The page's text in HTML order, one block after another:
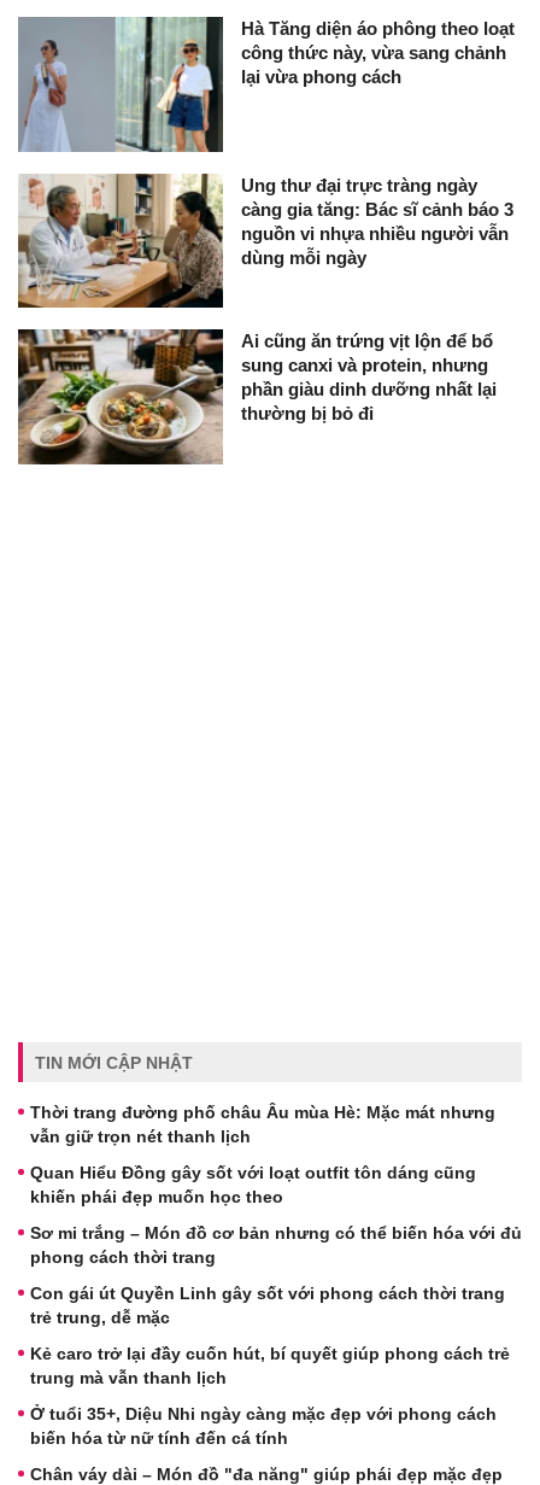
Hà Tăng diện áo phông theo loạt
công thức này, vừa sang chảnh
lại vừa phong cách
Ung thư đại trực tràng ngày
càng gia tăng: Bác sĩ cảnh báo 3
nguồn vi nhựa nhiều người vẫn
dùng mỗi ngày
Ai cũng ăn trứng vịt lộn để bổ
sung canxi và protein, nhưng
phần giàu dinh dưỡng nhất lại
thường bị bỏ đi
TIN MỚI CẬP NHẬT
Thời trang đường phố châu Âu mùa Hè: Mặc mát nhưng
vẫn giữ trọn nét thanh lịch
Quan Hiểu Đồng gây sốt với loạt outfit tôn dáng cũng
khiến phái đẹp muốn học theo
Sơ mi trắng – Món đồ cơ bản nhưng có thể biến hóa với đủ
phong cách thời trang
Con gái út Quyền Linh gây sốt với phong cách thời trang
trẻ trung, dễ mặc
Kẻ caro trở lại đầy cuốn hút, bí quyết giúp phong cách trẻ
trung mà vẫn thanh lịch
Ở tuổi 35+, Diệu Nhi ngày càng mặc đẹp với phong cách
biến hóa từ nữ tính đến cá tính
Chân váy dài – Món đồ "đa năng" giúp phái đẹp mặc đẹp